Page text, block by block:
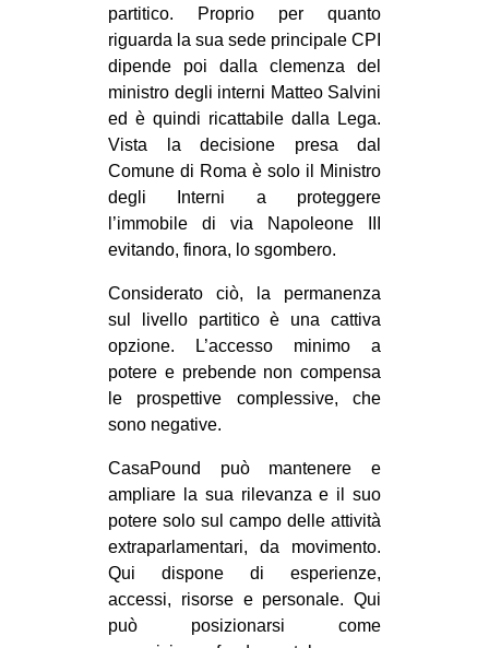
partitico. Proprio per quanto
riguarda la sua sede principale CPI
dipende poi dalla clemenza del
ministro degli interni Matteo Salvini
ed è quindi ricattabile dalla Lega.
Vista la decisione presa dal
Comune di Roma è solo il Ministro
degli Interni a proteggere
l’immobile di via Napoleone III
evitando, finora, lo sgombero.
Considerato ciò, la permanenza
sul livello partitico è una cattiva
opzione. L’accesso minimo a
potere e prebende non compensa
le prospettive complessive, che
sono negative.
CasaPound può mantenere e
ampliare la sua rilevanza e il suo
potere solo sul campo delle attività
extraparlamentari, da movimento.
Qui dispone di esperienze,
accessi, risorse e personale. Qui
può posizionarsi come